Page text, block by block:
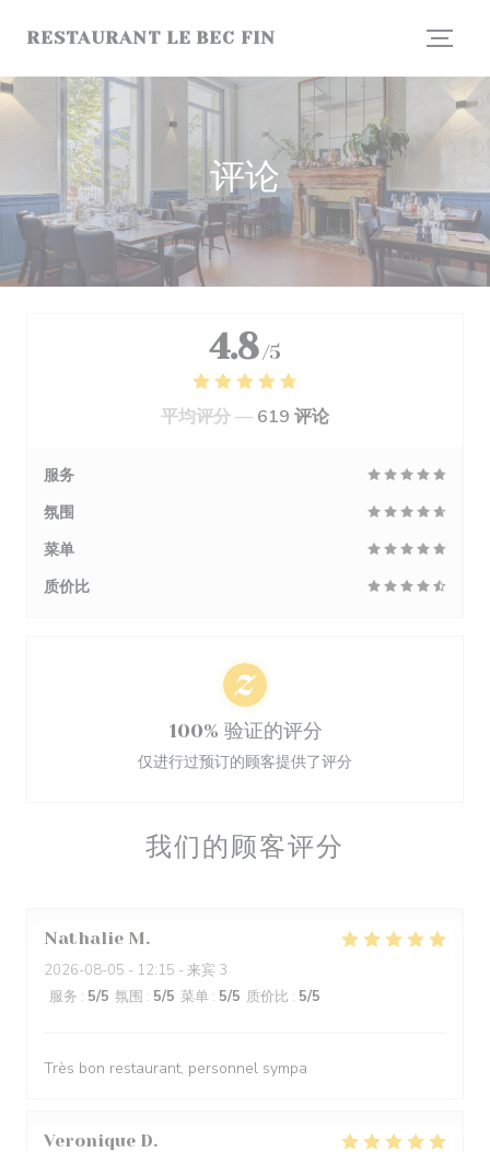
RESTAURANT LE BEC FIN
评论
我们的顾客评分
Nathalie M
2026-08-05 - 12:15 - 来宾 3
服务 : 5/5 氛围 : 5/5 菜单 : 5/5 质价比 : 5/5
Très bon restaurant, personnel sympa
Veronique D
4.8 /5
平均评分 — 619 评论
服务
氛围
菜单
质价比
100% 验证的评分
仅进行过预订的顾客提供了评分